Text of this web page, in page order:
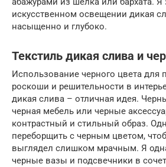
искусственном освещении дикая
насыщенно и глубоко.
Текстиль дикая слива и
Использование черного цвета для
роскоши и решительности в
дикая слива – отличная идея.
черная мебель или черные
контрастный и стильный образ.
переборщить с черным цветом,
выглядел слишком мрачным. Я
черные вазы и подсвечники в